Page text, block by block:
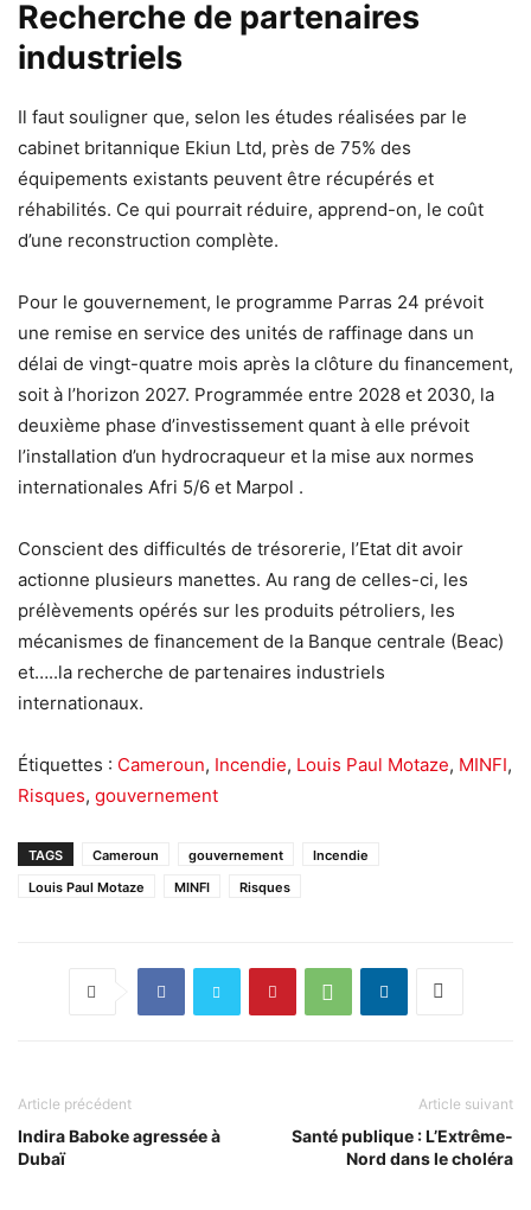
Recherche de partenaires
industriels
Il faut souligner que, selon les études réalisées par le
cabinet britannique Ekiun Ltd, près de 75% des
équipements existants peuvent être récupérés et
réhabilités. Ce qui pourrait réduire, apprend-on, le coût
d’une reconstruction complète.
Pour le gouvernement, le programme Parras 24 prévoit
une remise en service des unités de raffinage dans un
délai de vingt-quatre mois après la clôture du financement,
soit à l’horizon 2027. Programmée entre 2028 et 2030, la
deuxième phase d’investissement quant à elle prévoit
l’installation d’un hydrocraqueur et la mise aux normes
internationales Afri 5/6 et Marpol .
Conscient des difficultés de trésorerie, l’Etat dit avoir
actionne plusieurs manettes. Au rang de celles-ci, les
prélèvements opérés sur les produits pétroliers, les
mécanismes de financement de la Banque centrale (Beac)
et…..la recherche de partenaires industriels
internationaux.
Étiquettes : Cameroun, Incendie, Louis Paul Motaze, MINFI,
Risques, gouvernement
TAGS Cameroun gouvernement
Incendie
Louis Paul Motaze
MINFI Risques
Article précédent
Indira Baboke agressée à
Dubaï
Article suivant
Santé publique : L’Extrême-
Nord dans le choléra